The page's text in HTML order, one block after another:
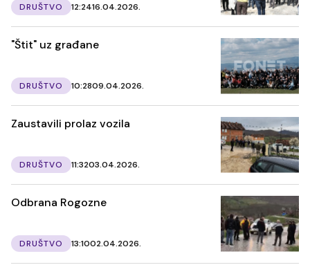
DRUŠTVO 12:2416.04.2026.
"Štit" uz građane
DRUŠTVO 10:2809.04.2026.
Zaustavili prolaz vozila
DRUŠTVO 11:3203.04.2026.
Odbrana Rogozne
DRUŠTVO 13:1002.04.2026.